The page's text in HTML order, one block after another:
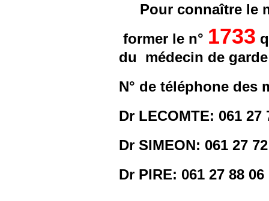
Pour connaître le
former le n° 1733
du médecin de garde
N° de téléphone des
Dr LECOMTE: 061 27
Dr SIMEON: 061 27
Dr PIRE: 061 27 88 06